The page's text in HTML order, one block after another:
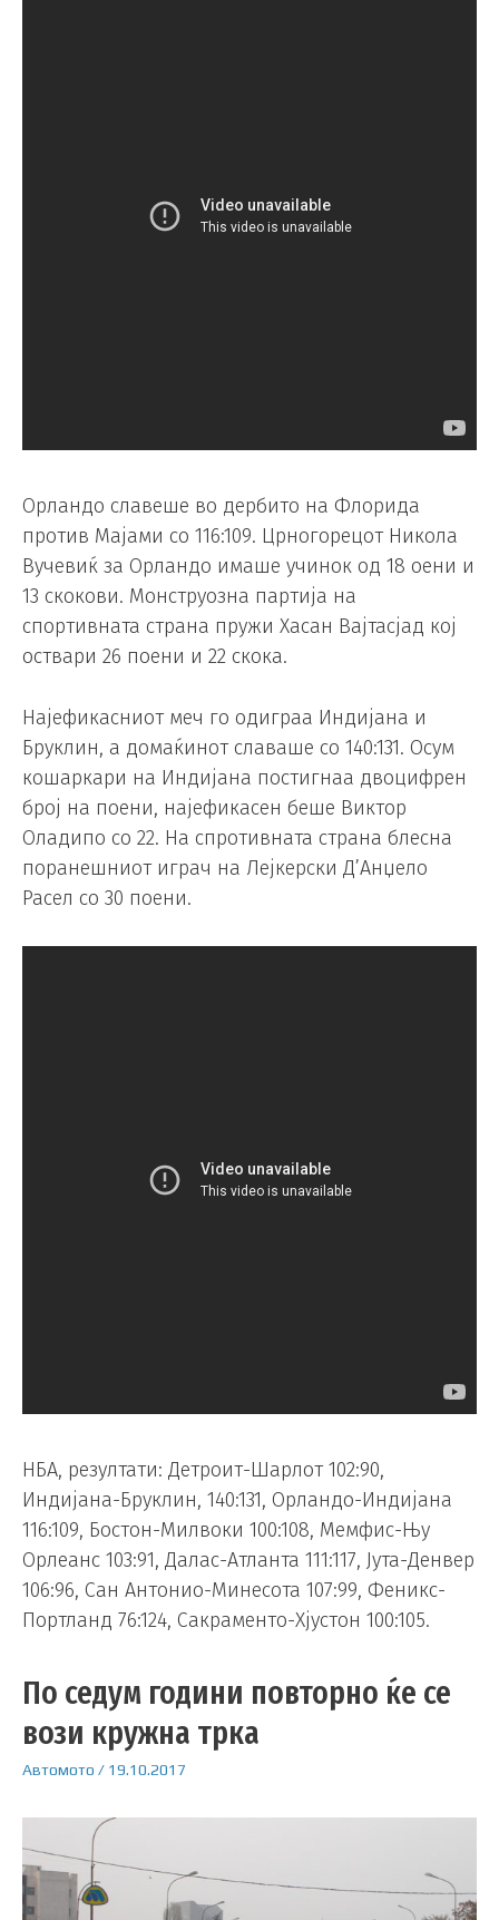
Орландо славеше во дербито на Флорида
против Мајами со 116:109. Црногорецот Никола
Вучевиќ за Орландо имаше учинок од 18 оени и
13 скокови. Монструозна партија на
спортивната страна пружи Хасан Вајтасјад кој
оствари 26 поени и 22 скока.
Најефикасниот меч го одиграа Индијана и
Бруклин, а домаќинот славаше со 140:131. Осум
кошаркари на Индијана постигнаа двоцифрен
број на поени, најефикасен беше Виктор
Оладипо со 22. На спротивната страна блесна
поранешниот играч на Лејкерски Д’Анџело
Расел со 30 поени.
НБА, резултати: Детроит-Шарлот 102:90,
Индијана-Бруклин, 140:131, Орландо-Индијана
116:109, Бостон-Милвоки 100:108, Мемфис-Њу
Орлеанс 103:91, Далас-Атланта 111:117, Јута-Денвер
106:96, Сан Антонио-Минесота 107:99, Феникс-
Портланд 76:124, Сакраменто-Хјустон 100:105.
По седум години повторно ќе се
вози кружна трка
Автомото / 19.10.2017